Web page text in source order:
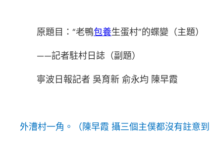
原題目：“老鴨包養生蛋村”的蝶變（主題）
——記者駐村日誌（副題）
寧波日報記者 吳育新 俞永均 陳早霞
外漕村一角。（陳早霞 攝三個主僕都沒有註意